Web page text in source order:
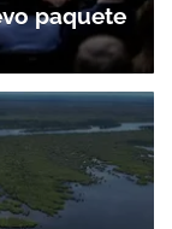
paquete